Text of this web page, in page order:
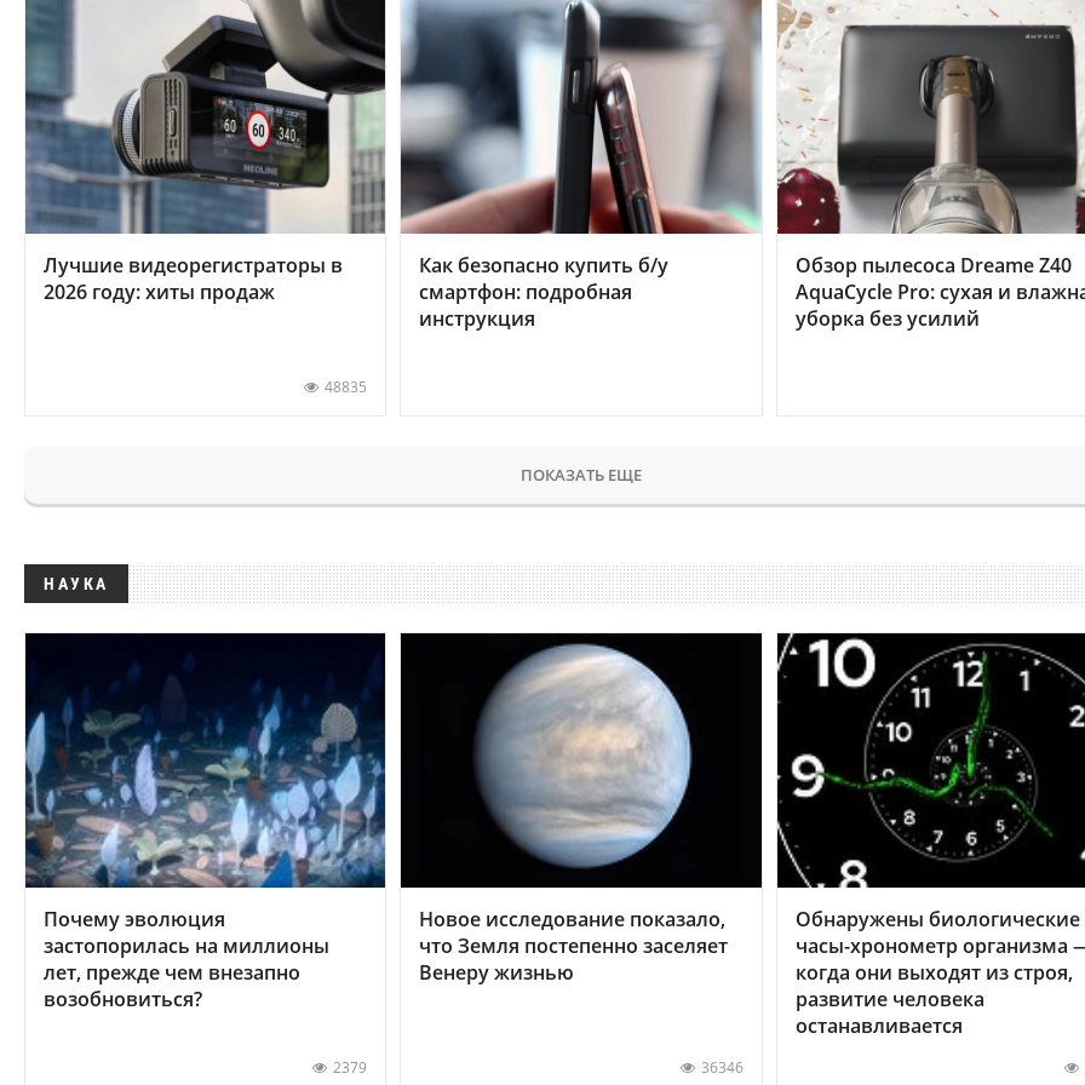
Лучшие видеорегистраторы в
2026 году: хиты продаж
48835
Как безопасно купить б/у
смартфон: подробная
инструкция
Обзор пылесоса Dreame Z40
AquaCycle Pro: сухая и
уборка без усилий
ПОКАЗАТЬ ЕЩЕ
НАУКА
Почему эволюция
застопорилась на миллионы
лет, прежде чем внезапно
возобновиться?
2379
Новое исследование показало,
что Земля постепенно заселяет
Венеру жизнью
36346
Обнаружены биологические
часы-хронометр организма
когда они выходят из строя,
развитие человека
останавливается